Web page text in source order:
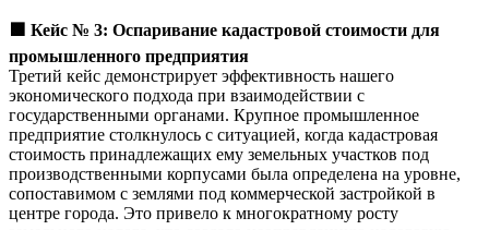
Кейс № 3: Оспаривание кадастровой стоимости для
промышленного предприятия
Третий кейс демонстрирует эффективность нашего
экономического подхода при взаимодействии с
государственными органами. Крупное промышленное
предприятие столкнулось с ситуацией, когда кадастровая
стоимость принадлежащих ему земельных участков под
производственными корпусами была определена на уровне,
сопоставимом с землями под коммерческой застройкой в
центре города. Это привело к многократному росту